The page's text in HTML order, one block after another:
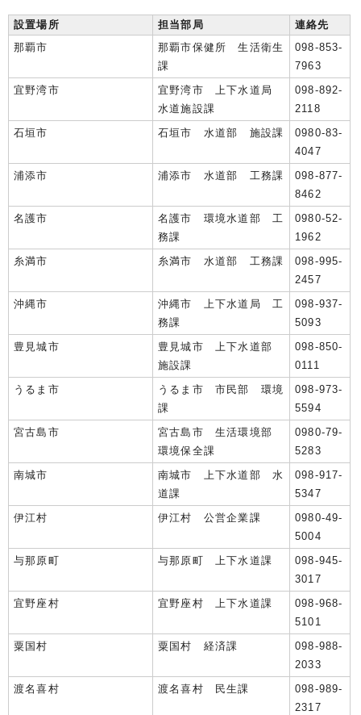
設置場所 担当部局
連絡先
那覇市
那覇市保健所 生活衛生
課
098-853-
7963
宜野湾市
宜野湾市 上下水道局
水道施設課
098-892-
2118
石垣市
石垣市 水道部 施設課
0980-83-
4047
浦添市
浦添市 水道部 工務課
098-877-
8462
名護市
名護市 環境水道部 工
務課
0980-52-
1962
糸満市
糸満市 水道部 工務課
098-995-
2457
沖縄市
沖縄市 上下水道局 工
務課
098-937-
5093
豊見城市
豊見城市 上下水道部
施設課
098-850-
0111
うるま市
うるま市 市民部 環境
課
098-973-
5594
宮古島市
宮古島市 生活環境部
環境保全課
0980-79-
5283
南城市
南城市 上下水道部 水
道課
098-917-
5347
伊江村
伊江村 公営企業課
0980-49-
5004
与那原町
与那原町 上下水道課
098-945-
3017
宜野座村
宜野座村 上下水道課
098-968-
5101
粟国村
粟国村 経済課
098-988-
2033
渡名喜村
渡名喜村 民生課
098-989-
2317